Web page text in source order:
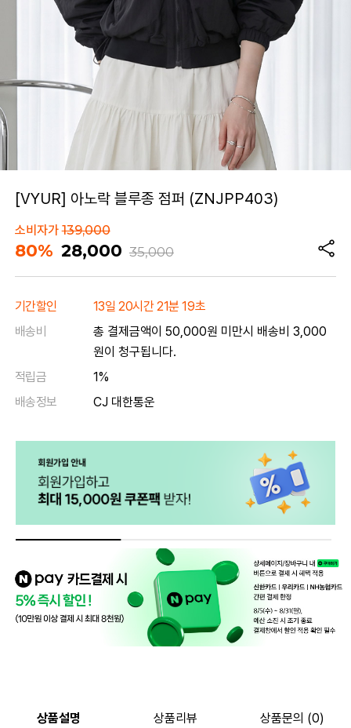
[VYUR] 아노락 블루종 점퍼 (ZNJPP403)
소비자가139,000
80% 28,000 35,000
기간할인
13일 20시간 21분 19초
배송비
총 결제금액이 50,000원 미만시 배송비 3,000
원이 청구됩니다.
적립금
1%
배송정보
CJ 대한통운
상품설명 상품리뷰 상품문의 (0)